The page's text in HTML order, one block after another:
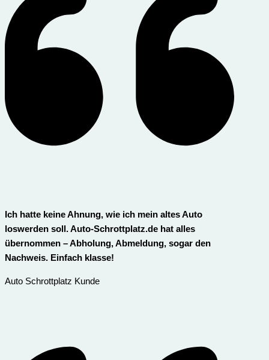
Ich hatte keine Ahnung, wie ich mein altes Auto
loswerden soll. Auto-Schrottplatz.de hat alles
übernommen – Abholung, Abmeldung, sogar den
Nachweis. Einfach klasse!
Auto Schrottplatz Kunde